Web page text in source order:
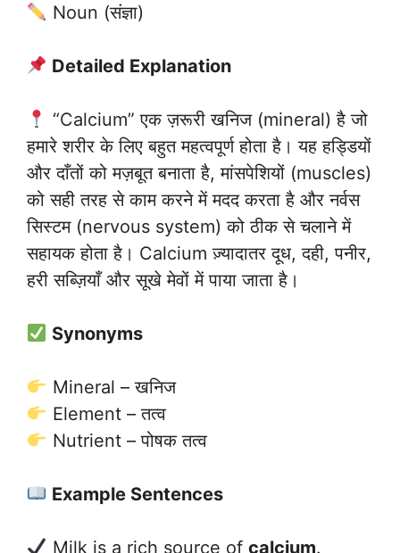
Noun (संज्ञा)
Detailed Explanation
“Calcium” एक ज़रूरी खनिज (mineral) है जो
हमारे शरीर के लिए बहुत महत्वपूर्ण होता है। यह हड्डियों
और दाँतों को मज़बूत बनाता है, मांसपेशियों (muscles)
को सही तरह से काम करने में मदद करता है और नर्वस
सिस्टम (nervous system) को ठीक से चलाने में
सहायक होता है। Calcium ज़्यादातर दूध, दही, पनीर,
हरी सब्ज़ियाँ और सूखे मेवों में पाया जाता है।
Synonyms
Mineral – खनिज
Element – तत्व
Nutrient – पोषक तत्व
Example Sentences
Milk is a rich source of calcium.